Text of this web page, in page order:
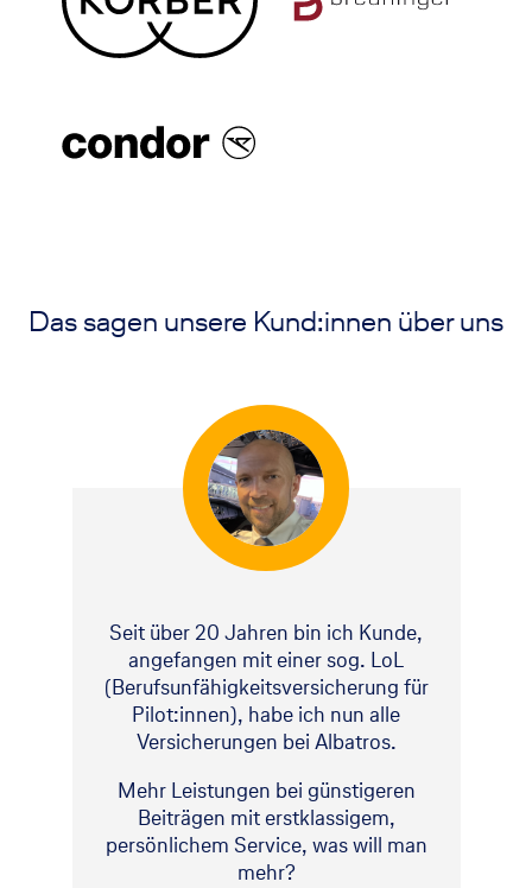
Das sagen unsere Kund:innen über uns
Seit über 20 Jahren bin ich Kunde,
angefangen mit einer sog. LoL
(Berufsunfähigkeitsversicherung für
Pilot:innen), habe ich nun alle
Versicherungen bei Albatros.
Mehr Leistungen bei günstigeren
Beiträgen mit erstklassigem,
persönlichem Service, was will man
mehr?